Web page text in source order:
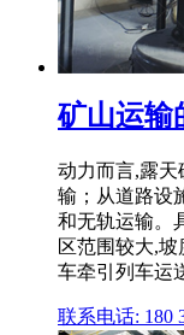
矿山运输
动力而言,露天
输；从道路设
和无轨运输。
区范围较大,
车牵引列车运
联系电话: 180